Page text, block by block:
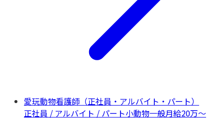
愛玩動物看護師（正社員・アルバイト・パート）
正社員 / アルバイト / パート小動物一般月給20万〜